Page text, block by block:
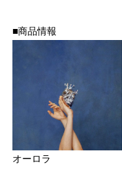
■商品情報
オーロラ